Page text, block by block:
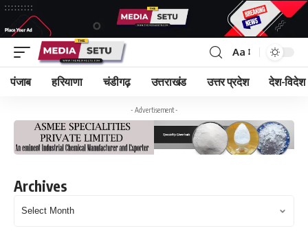
Aa
पंजाब हरियाणा चंडीगढ़ उत्तराखंड उत्तर प्रदेश देश-विदेश
- Advertisement -
Archives